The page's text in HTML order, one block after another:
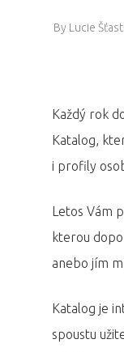
By Lucie
Každý rok
Katalog,
i profily
Letos Vám
kterou
anebo jím
Katalog je
spoustu